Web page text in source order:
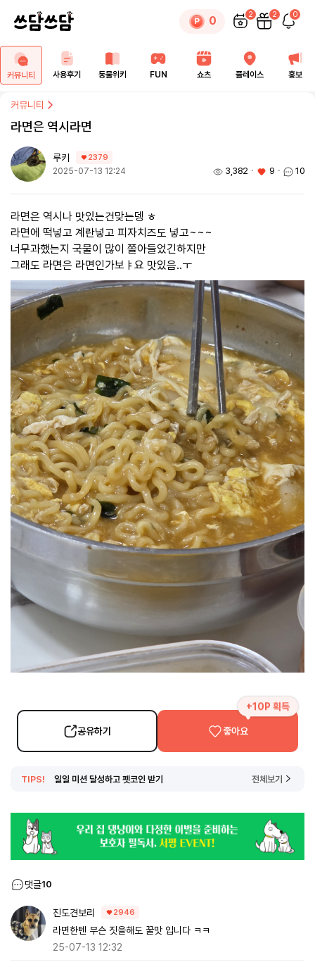
0 2 2 0
커뮤니티 사용후기 동물위키 FUN 쇼츠 플레이스 홍보
커뮤니티
라면은 역시라면
루키 2379
2025-07-13 12:24 3,382 ㆍ 9 ㆍ 10
라면은 역시나 맛있는건맞는뎅 ㅎ
라면에 떡넣고 계란넣고 피자치즈도 넣고~~~
너무과했는지 국물이 많이 쫄아들었긴하지만
그래도 라면은 라면인가보ㅑ요 맛있음..ㅜ
공유하기
+10P 획득
좋아요
TIPS! 일일 미션 달성하고 펫코인 받기 전체보기
댓글10
진도견보리 2946
라면한텐 무슨 짓을해도 꿀맛 입니다 ㅋㅋ
25-07-13 12:32